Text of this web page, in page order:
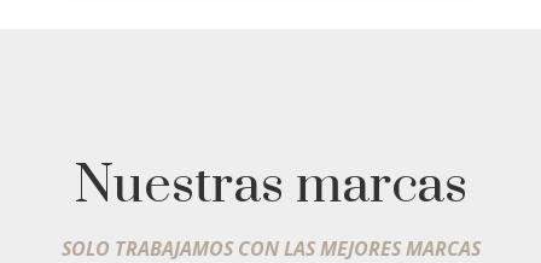
Nuestras marcas
SOLO TRABAJAMOS CON LAS MEJORES MARCAS